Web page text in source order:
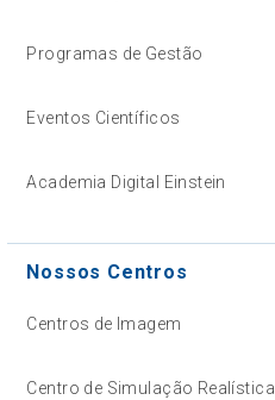
Programas de Gestão
Eventos Científicos
Academia Digital Einstein
Nossos Centros
Centros de Imagem
Centro de Simulação Realística